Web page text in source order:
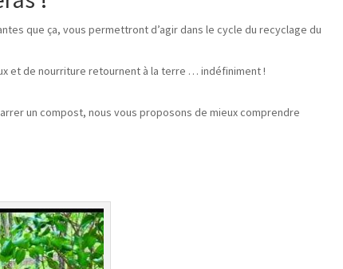
que ça, vous permettront d’agir dans le cycle du recyclage du
et de nourriture retournent à la terre … indéfiniment !
un compost, nous vous proposons de mieux comprendre